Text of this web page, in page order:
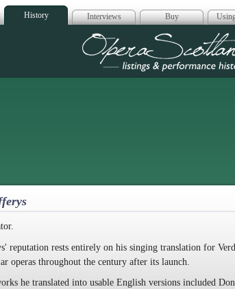
History Interviews Buy
Opera
reputation rests entirely on his singing translation for
operas throughout the century after its launch.
he translated into usable English versions included